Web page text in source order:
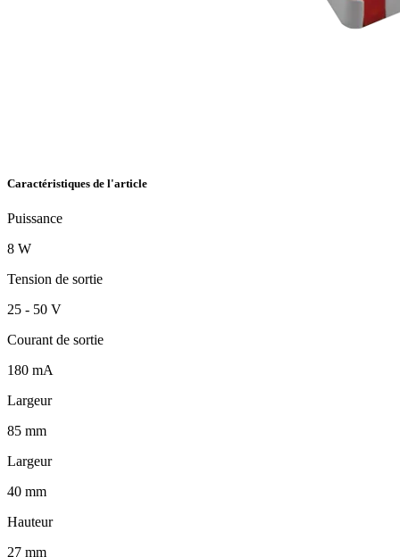
Caractéristiques de l'article
Puissance
8 W
Tension de sortie
25 - 50 V
Courant de sortie
180 mA
Largeur
85 mm
Largeur
40 mm
Hauteur
27 mm